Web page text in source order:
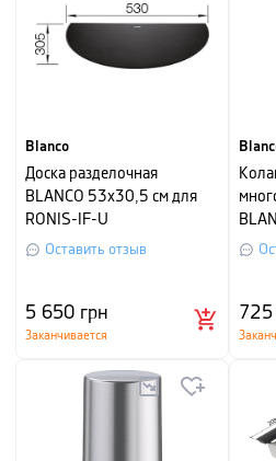
Blanco
Доска разделочная
BLANCO 53х30,5 см для
RONIS-IF-U
Оставить отзыв
5 650 грн
Заканчивается
725